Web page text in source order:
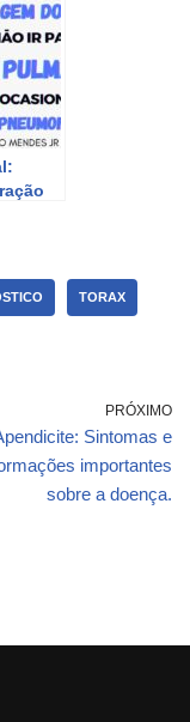
de
TORAX
PRÓXIMO
Sintomas e
importantes
sobre a doença.